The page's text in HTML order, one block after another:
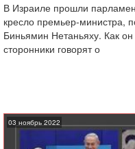
В Израиле прошли
кресло премьер-министра,
Биньямин Нетаньяху. Как
сторонники говорят о
03 ноябрь 2022